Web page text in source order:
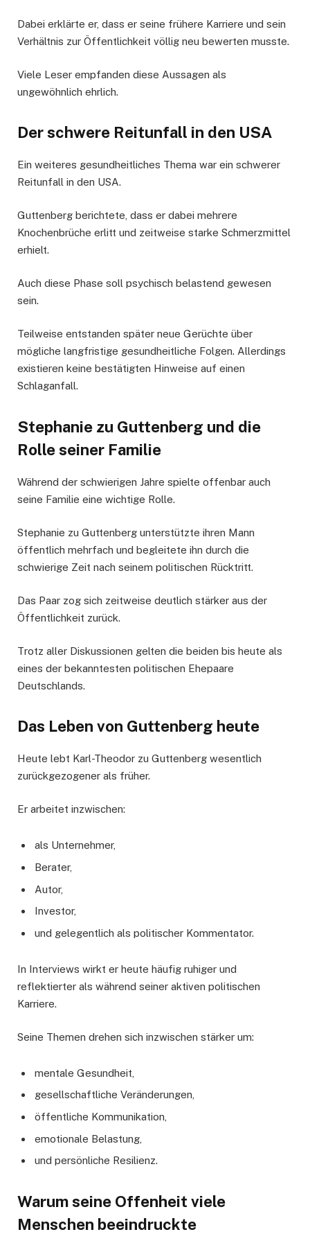
Dabei erklärte er, dass er seine frühere Karriere und sein
Verhältnis zur Öffentlichkeit völlig neu bewerten musste.
Viele Leser empfanden diese Aussagen als
ungewöhnlich ehrlich.
Der schwere Reitunfall in den USA
Ein weiteres gesundheitliches Thema war ein schwerer
Reitunfall in den USA.
Guttenberg berichtete, dass er dabei mehrere
Knochenbrüche erlitt und zeitweise starke Schmerzmittel
erhielt.
Auch diese Phase soll psychisch belastend gewesen
sein.
Teilweise entstanden später neue Gerüchte über
mögliche langfristige gesundheitliche Folgen. Allerdings
existieren keine bestätigten Hinweise auf einen
Schlaganfall.
Stephanie zu Guttenberg und die
Rolle seiner Familie
Während der schwierigen Jahre spielte offenbar auch
seine Familie eine wichtige Rolle.
Stephanie zu Guttenberg unterstützte ihren Mann
öffentlich mehrfach und begleitete ihn durch die
schwierige Zeit nach seinem politischen Rücktritt.
Das Paar zog sich zeitweise deutlich stärker aus der
Öffentlichkeit zurück.
Trotz aller Diskussionen gelten die beiden bis heute als
eines der bekanntesten politischen Ehepaare
Deutschlands.
Das Leben von Guttenberg heute
Heute lebt Karl-Theodor zu Guttenberg wesentlich
zurückgezogener als früher.
Er arbeitet inzwischen:
als Unternehmer,
Berater,
Autor,
Investor,
und gelegentlich als politischer Kommentator.
In Interviews wirkt er heute häufig ruhiger und
reflektierter als während seiner aktiven politischen
Karriere.
Seine Themen drehen sich inzwischen stärker um:
mentale Gesundheit,
gesellschaftliche Veränderungen,
öffentliche Kommunikation,
emotionale Belastung,
und persönliche Resilienz.
Warum seine Offenheit viele
Menschen beeindruckte